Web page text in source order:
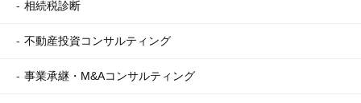
相続税診断
不動産投資コンサルティング
事業承継・M&Aコンサルティング